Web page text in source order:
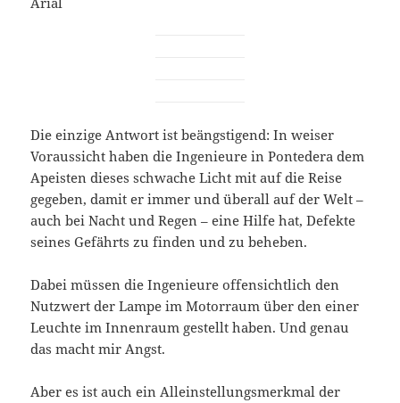
Die einzige Antwort ist beängstigend: In weiser
Voraussicht haben die Ingenieure in Pontedera dem
Apeisten dieses schwache Licht mit auf die Reise
gegeben, damit er immer und überall auf der Welt –
auch bei Nacht und Regen – eine Hilfe hat, Defekte
seines Gefährts zu finden und zu beheben.
Dabei müssen die Ingenieure offensichtlich den
Nutzwert der Lampe im Motorraum über den einer
Leuchte im Innenraum gestellt haben. Und genau
das macht mir Angst.
Aber es ist auch ein Alleinstellungsmerkmal der